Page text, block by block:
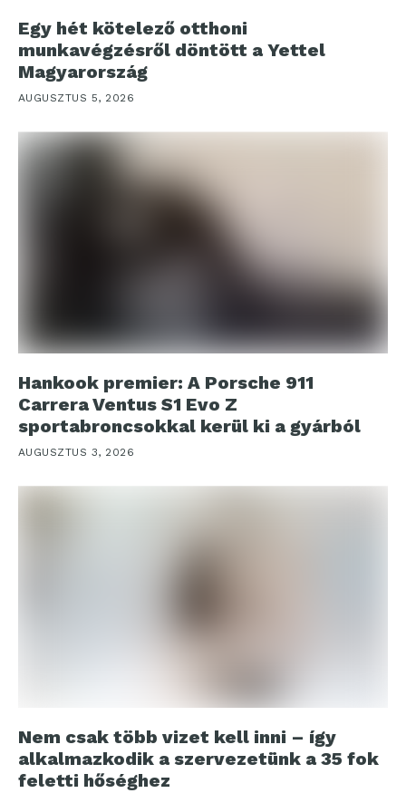
Egy hét kötelező otthoni
munkavégzésről döntött a Yettel
Magyarország
AUGUSZTUS 5, 2026
Hankook premier: A Porsche 911
Carrera Ventus S1 Evo Z
sportabroncsokkal kerül ki a gyárból
AUGUSZTUS 3, 2026
Nem csak több vizet kell inni – így
alkalmazkodik a szervezetünk a 35 fok
feletti hőséghez